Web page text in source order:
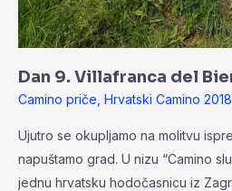
Dan 9. Villafranca del
Camino priče Hrvatski Camino
Ujutro se okupljamo na molitvu
napuštamo grad. U nizu “Camino
jednu hrvatsku hodočasnicu iz